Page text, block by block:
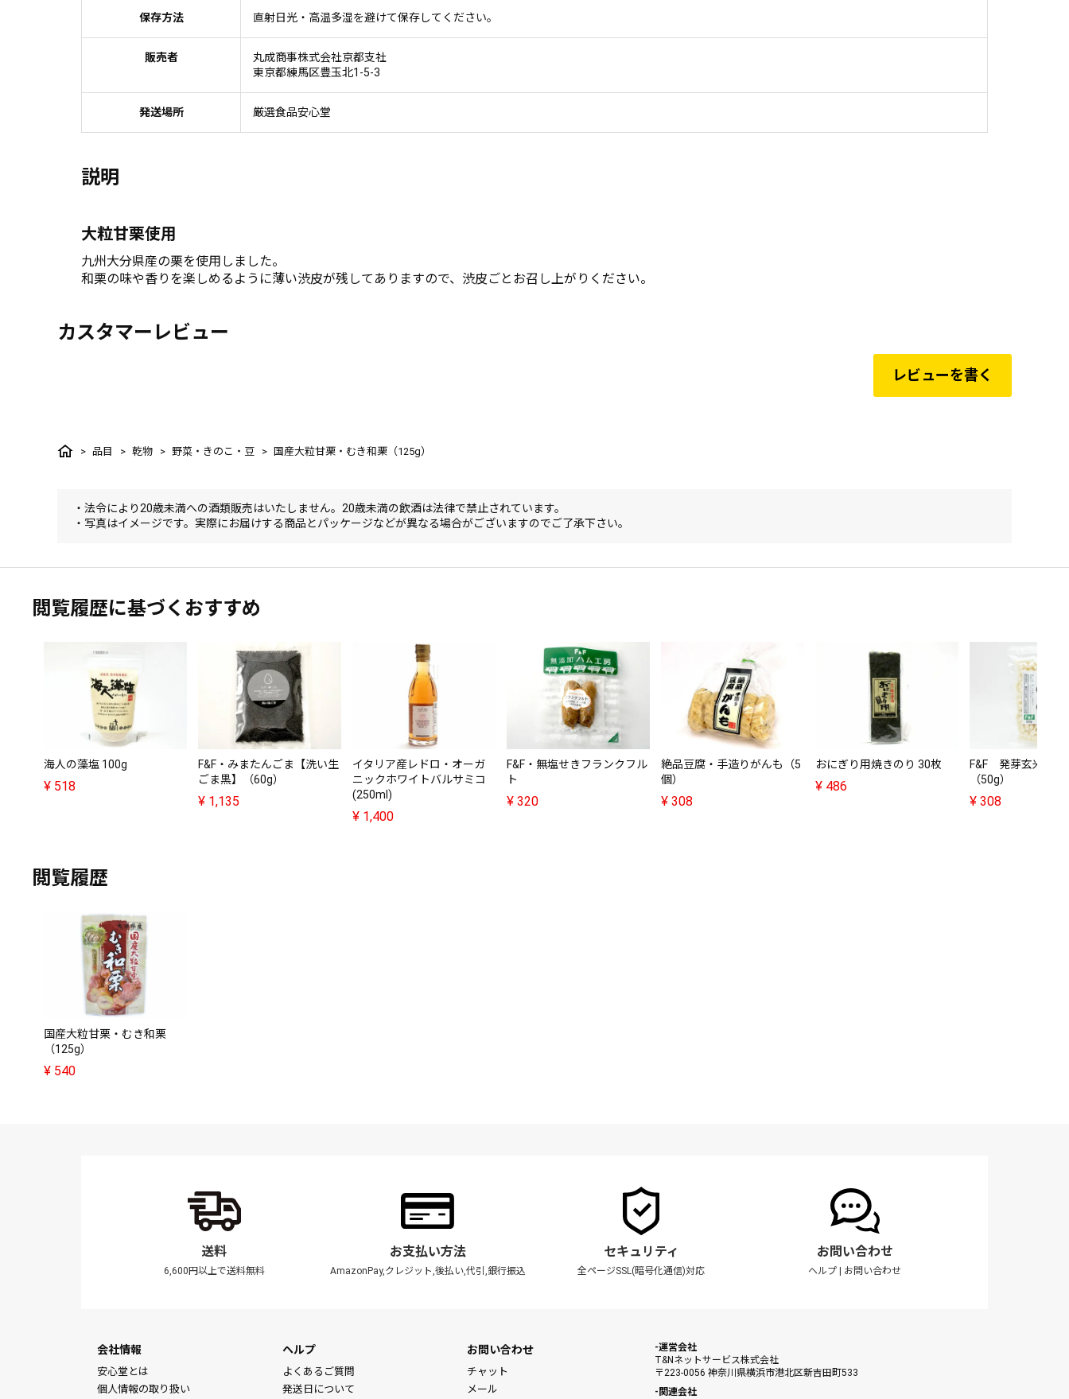
保存方法 直射日光・高温多湿を避けて保存してください。
販売者
丸成商事株式会社京都支社
東京都練馬区豊玉北1-5-3
発送場所 厳選食品安心堂
説明
大粒甘栗使用
九州大分県産の栗を使用しました。
和栗の味や香りを楽しめるように薄い渋皮が残してありますので、渋皮ごとお召し上がりください。
カスタマーレビュー
レビューを書く
品目 乾物 野菜・きのこ・豆 国産大粒甘栗・むき和栗（125g）
・法令により20歳未満への酒類販売はいたしません。20歳未満の飲酒は法律で禁止されています。
・写真はイメージです。実際にお届けする商品とパッケージなどが異なる場合がございますのでご了承下さい。
閲覧履歴に基づくおすすめ
海人の藻塩 100g
¥ 518
F&F・みまたんごま【洗い生
ごま黒】（60g）
¥ 1,135
イタリア産レドロ・オーガ
ニックホワイトバルサミコ
(250ml)
¥ 1,400
F&F・無塩せきフランクフル
ト
¥ 320
絶品豆腐・手造りがんも（5
個）
¥ 308
おにぎり用焼きのり 30枚
¥ 486
F&F 発芽玄米ぱふ
（50g）
¥ 308
閲覧履歴
国産大粒甘栗・むき和栗
（125g）
¥ 540
送料
6,600円以上で送料無料
お支払い方法
AmazonPay,クレジット,後払い,代引,銀行振込
セキュリティ
全ページSSL(暗号化通信)対応
お問い合わせ
ヘルプ | お問い合わせ
会社情報
安心堂とは
個人情報の取り扱い
ヘルプ
よくあるご質問
発送日について
お問い合わせ
チャット
メール
運営会社
T&Nネットサービス株式会社
〒223-0056 神奈川県横浜市港北区新吉田町533
関連会社